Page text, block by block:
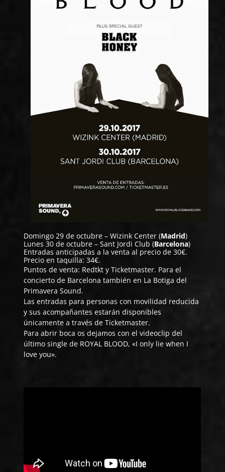
Domingo 29 de octubre – Wizink Center (Madrid)
Lunes 30 de octubre – Sant Jordi Club (Barcelona)
Entradas anticipadas a la venta al precio de 30€.
Precio en taquilla: 34€.
Puntos de venta: Redtkt y Ticketmaster. Para el
concierto de Barcelona también en La Botiga del
Primavera Sound.
Las entradas para personas con movilidad reducida
y sus acompañantes estarán disponibles
únicamente a través de Ticketmaster.
Para abrir boca os dejamos con el videoclip del
último single de ROYAL BLOOD, «I only lie when I
love you».